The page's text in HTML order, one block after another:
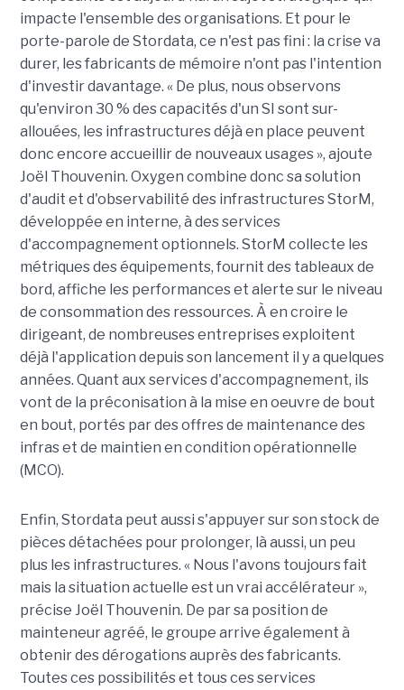
impacte l'ensemble des organisations. Et pour le
porte-parole de Stordata, ce n'est pas fini : la crise va
durer, les fabricants de mémoire n'ont pas l'intention
d'investir davantage. « De plus, nous observons
qu'environ 30 % des capacités d'un SI sont sur-
allouées, les infrastructures déjà en place peuvent
donc encore accueillir de nouveaux usages », ajoute
Joël Thouvenin. Oxygen combine donc sa solution
d'audit et d'observabilité des infrastructures StorM,
développée en interne, à des services
d'accompagnement optionnels. StorM collecte les
métriques des équipements, fournit des tableaux de
bord, affiche les performances et alerte sur le niveau
de consommation des ressources. À en croire le
dirigeant, de nombreuses entreprises exploitent
déjà l'application depuis son lancement il y a quelques
années. Quant aux services d'accompagnement, ils
vont de la préconisation à la mise en oeuvre de bout
en bout, portés par des offres de maintenance des
infras et de maintien en condition opérationnelle
(MCO).
Enfin, Stordata peut aussi s'appuyer sur son stock de
pièces détachées pour prolonger, là aussi, un peu
plus les infrastructures. « Nous l'avons toujours fait
mais la situation actuelle est un vrai accélérateur »,
précise Joël Thouvenin. De par sa position de
mainteneur agréé, le groupe arrive également à
obtenir des dérogations auprès des fabricants.
Toutes ces possibilités et tous ces services